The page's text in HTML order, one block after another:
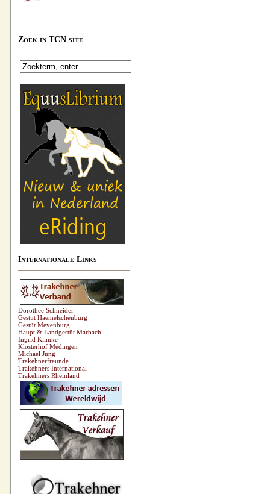
Zoek in TCN site
Internationale Links
Dorothee Schneider
Gestüt Haemelschenburg
Gestüt Meyenburg
Haupt & Landgestüt Marbach
Ingrid Klimke
Klosterhof Medingen
Michael Jung
Trakehnerfreunde
Trakehners International
Trakehners Rheinland